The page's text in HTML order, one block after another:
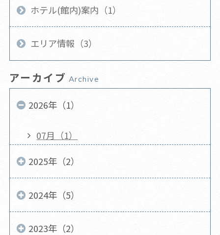
ホテル(館内)案内（1）
エリア情報（3）
アーカイブ Archive
2026年（1）
07月（1）
2025年（2）
2024年（5）
2023年（2）